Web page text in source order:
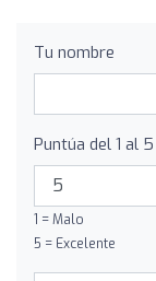
Tu nombre
Puntúa del 1 al
1 = Malo
5 = Excelente